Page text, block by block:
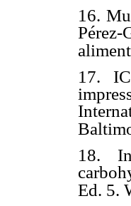
16.
17.
18.
Ed. 5.